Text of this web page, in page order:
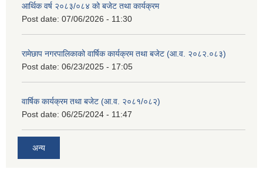
आर्थिक वर्ष २०८३/०८४ को बजेट तथा कार्यक्रम
Post date: 07/06/2026 - 11:30
रामेछाप नगरपालिकाको वार्षिक कार्यक्रम तथा बजेट (आ.व. २०८२.०८३)
Post date: 06/23/2025 - 17:05
वार्षिक कार्यक्रम तथा बजेट (आ.व. २०८१/०८२)
Post date: 06/25/2024 - 11:47
अन्य